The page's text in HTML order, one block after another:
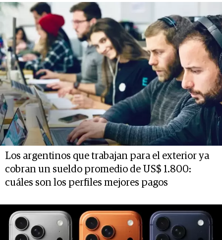
Los argentinos que trabajan para el exterior ya
cobran un sueldo promedio de US$ 1.800:
cuáles son los perfiles mejores pagos